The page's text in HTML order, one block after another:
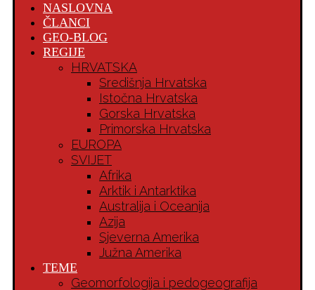
NASLOVNA
ČLANCI
GEO-BLOG
REGIJE
HRVATSKA
Središnja Hrvatska
Istočna Hrvatska
Gorska Hrvatska
Primorska Hrvatska
EUROPA
SVIJET
Afrika
Arktik i Antarktika
Australija i Oceanija
Azija
Sjeverna Amerika
Južna Amerika
TEME
Geomorfologija i pedogeografija